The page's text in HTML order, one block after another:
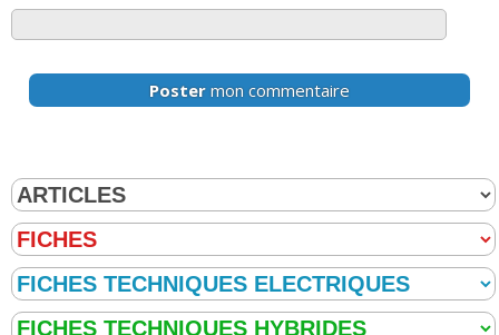
Poster mon commentaire